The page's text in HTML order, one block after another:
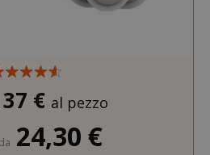
€ al pezzo
24,30 €